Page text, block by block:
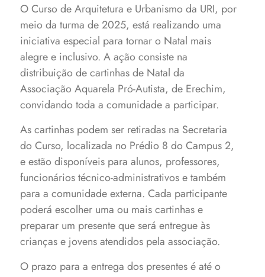
O Curso de Arquitetura e Urbanismo da URI, por
meio da turma de 2025, está realizando uma
iniciativa especial para tornar o Natal mais
alegre e inclusivo. A ação consiste na
distribuição de cartinhas de Natal da
Associação Aquarela Pró-Autista, de Erechim,
convidando toda a comunidade a participar.
As cartinhas podem ser retiradas na Secretaria
do Curso, localizada no Prédio 8 do Campus 2,
e estão disponíveis para alunos, professores,
funcionários técnico-administrativos e também
para a comunidade externa. Cada participante
poderá escolher uma ou mais cartinhas e
preparar um presente que será entregue às
crianças e jovens atendidos pela associação.
O prazo para a entrega dos presentes é até o